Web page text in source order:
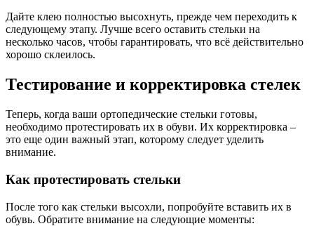
Дайте клею полностью высохнуть, прежде чем переходить к
следующему этапу. Лучше всего оставить стельки на
несколько часов, чтобы гарантировать, что всё действительно
хорошо склеилось.
Тестирование и корректировка стелек
Теперь, когда ваши ортопедические стельки готовы,
необходимо протестировать их в обуви. Их корректировка –
это еще один важный этап, которому следует уделить
внимание.
Как протестировать стельки
После того как стельки высохли, попробуйте вставить их в
обувь. Обратите внимание на следующие моменты: